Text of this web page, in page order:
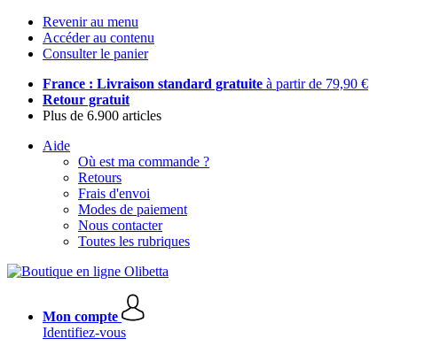
Revenir au menu
Accéder au contenu
Consulter le panier
France : Livraison standard gratuite à partir de 79,90 €
Retour gratuit
Plus de 6.900 articles
Aide
Où est ma commande ?
Retours
Frais d'envoi
Modes de paiement
Nous contacter
Toutes les rubriques
Mon compte
Identifiez-vous